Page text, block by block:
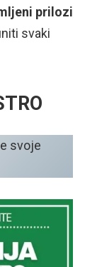
prilozi
svaki
svoje